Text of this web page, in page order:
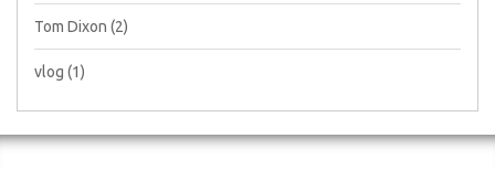
Tom Dixon (2)
vlog (1)